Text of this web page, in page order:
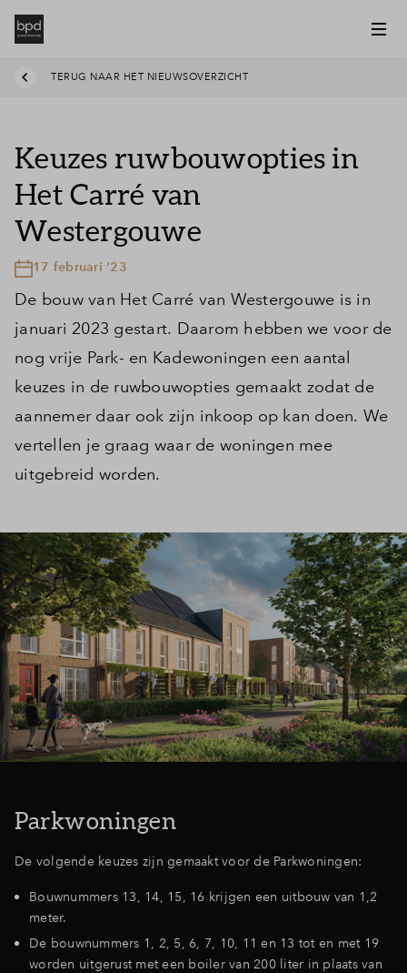
TERUG NAAR HET NIEUWSOVERZICHT
Keuzes ruwbouwopties in
Het Carré van
Westergouwe
17 februari '23
De bouw van Het Carré van Westergouwe is in
januari 2023 gestart. Daarom hebben we voor de
nog vrije Park- en Kadewoningen een aantal
keuzes in de ruwbouwopties gemaakt zodat de
aannemer daar ook zijn inkoop op kan doen. We
vertellen je graag waar de woningen mee
uitgebreid worden.
Parkwoningen
De volgende keuzes zijn gemaakt voor de Parkwoningen:
Bouwnummers 13, 14, 15, 16 krijgen een uitbouw van 1,2
meter.
De bouwnummers 1, 2, 5, 6, 7, 10, 11 en 13 tot en met 19
worden uitgerust met een boiler van 200 liter in plaats van